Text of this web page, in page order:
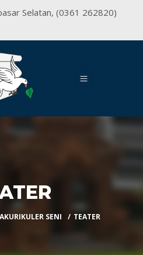
Selatan, (0361 262820)
SENI TEATER